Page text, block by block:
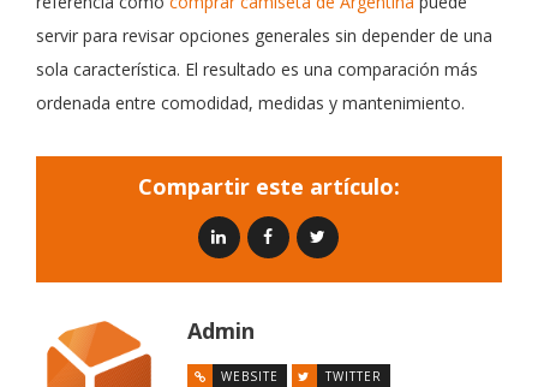
servir para revisar opciones generales sin depender de una
sola característica. El resultado es una comparación más
ordenada entre comodidad, medidas y mantenimiento.
Compartir este artículo:
Admin
WEBSITE TWITTER